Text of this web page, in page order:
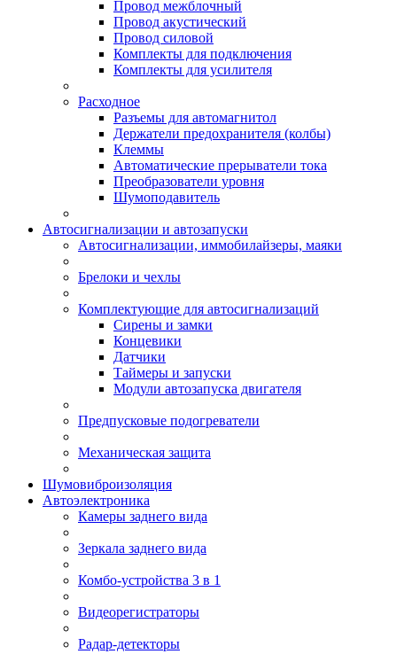
Провод межблочный
Провод акустический
Провод силовой
Комплекты для подключения
Комплекты для усилителя
Расходное
Разъемы для автомагнитол
Держатели предохранителя (колбы)
Клеммы
Автоматические прерыватели тока
Преобразователи уровня
Шумоподавитель
Автосигнализации и автозапуски
Автосигнализации, иммобилайзеры, маяки
Брелоки и чехлы
Комплектующие для автосигнализаций
Сирены и замки
Концевики
Датчики
Таймеры и запуски
Модули автозапуска двигателя
Предпусковые подогреватели
Механическая защита
Шумовиброизоляция
Автоэлектроника
Камеры заднего вида
Зеркала заднего вида
Комбо-устройства 3 в 1
Видеорегистраторы
Радар-детекторы